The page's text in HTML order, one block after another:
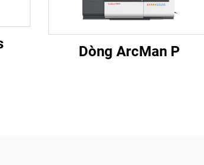
Dòng ArcMan P